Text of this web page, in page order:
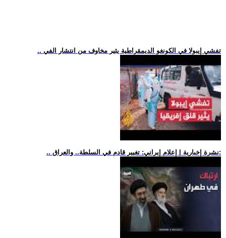
.. تفشي إيبولا في الكونغو الديمقراطية يثير مخاوف من انتشار الفي
.. نشرة إخبارية | إعلام إيراني: تغيير قادم في السلطة.. والعراق: